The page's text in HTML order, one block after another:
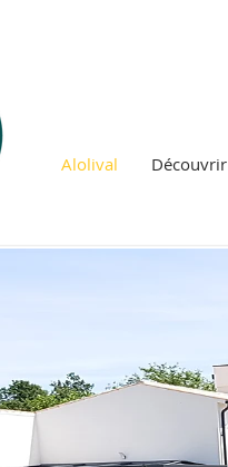
Alolival Découvrir